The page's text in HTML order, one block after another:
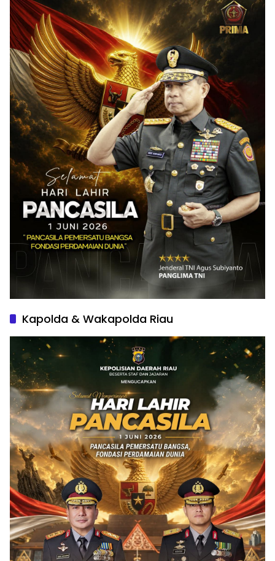
Kapolda & Wakapolda Riau